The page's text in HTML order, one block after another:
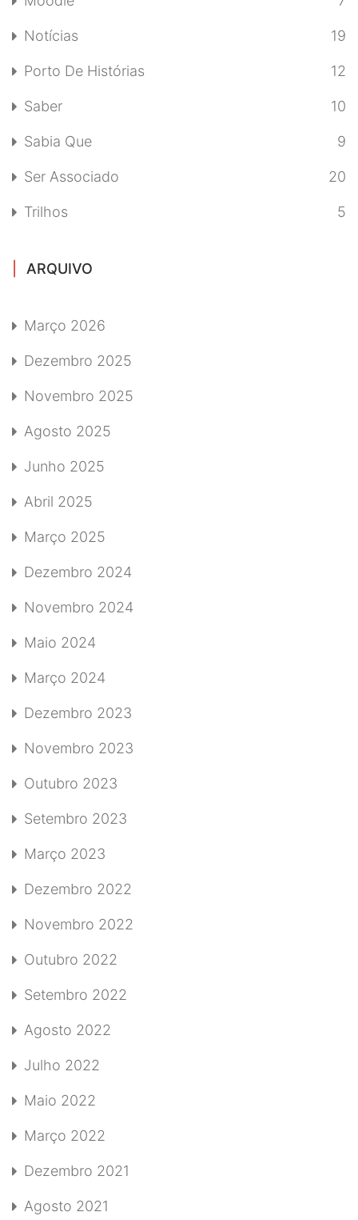
Notícias 19
Porto De Histórias 12
Saber 10
Sabia Que 9
Ser Associado 20
Trilhos 5
ARQUIVO
Março 2026
Dezembro 2025
Novembro 2025
Agosto 2025
Junho 2025
Abril 2025
Março 2025
Dezembro 2024
Novembro 2024
Maio 2024
Março 2024
Dezembro 2023
Novembro 2023
Outubro 2023
Setembro 2023
Março 2023
Dezembro 2022
Novembro 2022
Outubro 2022
Setembro 2022
Agosto 2022
Julho 2022
Maio 2022
Março 2022
Dezembro 2021
Agosto 2021